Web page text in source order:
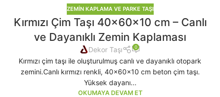
ZEMIN KAPLAMA VE PARKE TAŞI
Kırmızı Çim Taşı 40x60x10 cm – Canlı
ve Dayanıklı Zemin Kaplaması
Dekor Taşı 0
Kırmızı çim taşı ile oluşturulmuş canlı ve dayanıklı otopark
zemini.Canlı kırmızı renkli, 40x60x10 cm beton çim taşı.
Yüksek dayanı...
OKUMAYA DEVAM ET